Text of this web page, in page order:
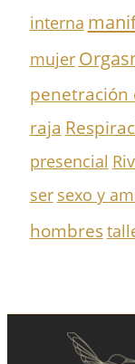
interna
mujer
penetración
raja
presencial
ser sexo y
hombres